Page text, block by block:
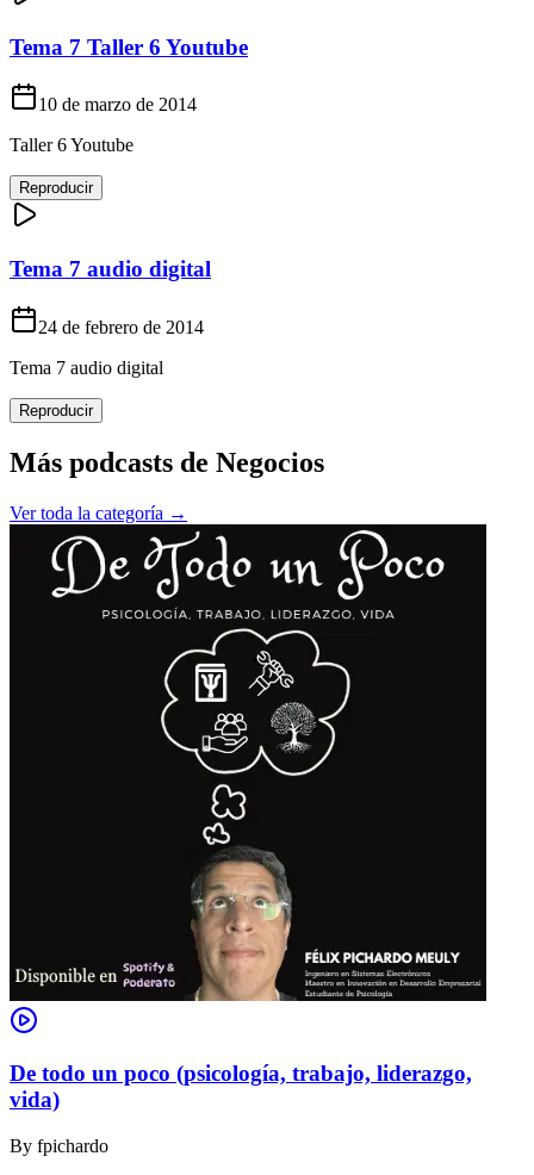
Tema 7 Taller 6 Youtube
10 de marzo de 2014
Taller 6 Youtube
Reproducir
Tema 7 audio digital
24 de febrero de 2014
Tema 7 audio digital
Reproducir
Más podcasts de Negocios
Ver toda la categoría →
De todo un poco (psicología, trabajo, liderazgo,
vida)
By fpichardo